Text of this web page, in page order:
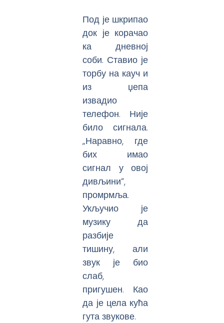
Под је шкрипао
док је корачао
ка дневној
соби. Ставио је
торбу на кауч и
из џепа
извадио
телефон. Није
било сигнала.
„Наравно, где
бих имао
сигнал у овој
дивљини“,
промрмља.
Укључио је
музику да
разбије
тишину, али
звук је био
слаб,
пригушен. Као
да је цела кућа
гута звукове.